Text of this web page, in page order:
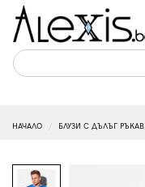
НАЧАЛО БЛУЗИ С ДЪЛЪГ РЪКАВ